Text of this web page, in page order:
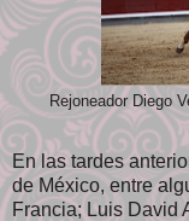
Rejoneador Diego
En las tardes
de México, entre
Francia; Luis David